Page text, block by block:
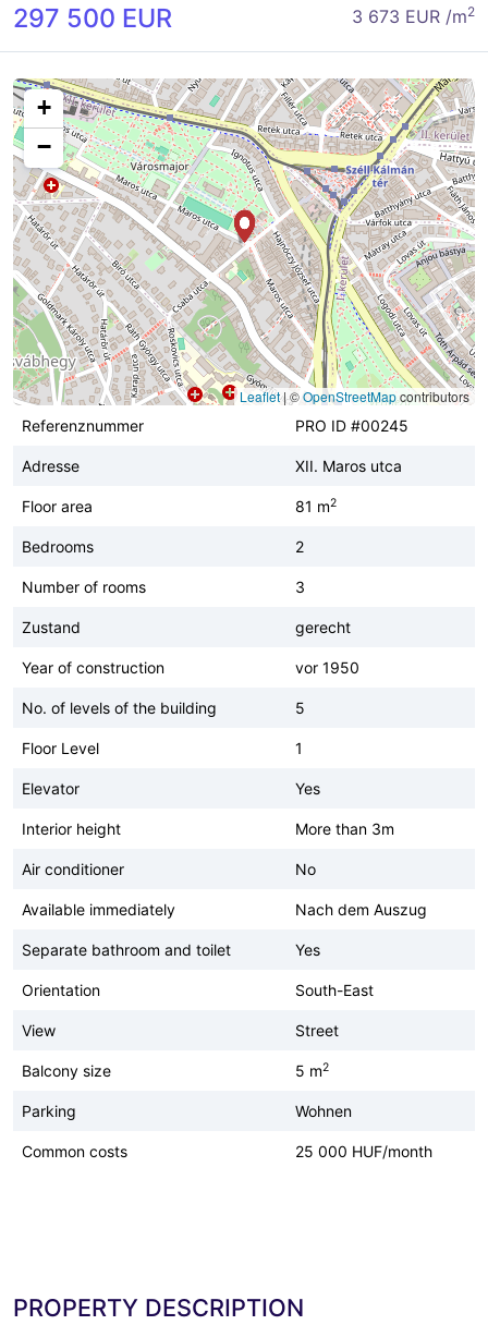
297 500 EUR 3 673 EUR /m2
+
−
Leaflet|©OpenStreetMapcontributors
Referenznummer
PRO ID #00245
Adresse XII. Maros utca
Floor area 81 m2
Bedrooms 2
Number of rooms 3
Zustand gerecht
Year of construction vor 1950
No. of levels of the building 5
Floor Level 1
Elevator Yes
Interior height More than 3m
Air conditioner No
Available immediately Nach dem Auszug
Separate bathroom and toilet Yes
Orientation South-East
View Street
Balcony size 5 m2
Parking Wohnen
Common costs 25 000 HUF/month
PROPERTY DESCRIPTION